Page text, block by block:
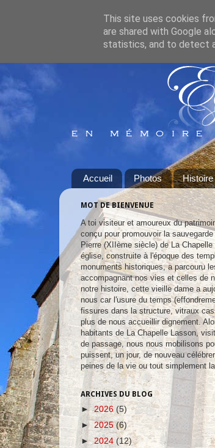
Accueil Photos Histoire
MOT DE BIENVENUE
A toi visiteur et amoureux du
conçu pour promouvoir la
Pierre (XIIème siècle) de La
église, construite à l'époque des
monuments historiques, a parcouru
accompagnant nos vies et celles de
notre histoire, cette vieille dame a
nous car l'usure du temps
fissures dans la structure, vitraux
plus de nous accueillir dignement.
habitants de La Chapelle Lasson,
de passage, nous nous mobilisons
puissent, un jour, de nouveau
peines de la vie ou tout simplement
ARCHIVES DU BLOG
►2026 (5)
► 2025 (6)
►2024 (12)
This site uses cookies
are shared with Google
statistics, and to detect